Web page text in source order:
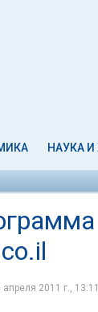
НАУКА И
2011 г., 13:11